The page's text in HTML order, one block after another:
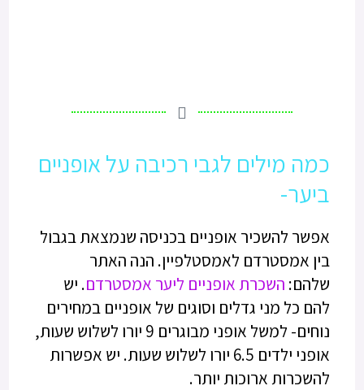
כמה מילים לגבי רכיבה על אופניים
ביער-
אפשר להשכיר אופניים בכניסה שנמצאת בגבול
בין אמסטרדם לאמסטלפיין. הנה האתר
שלהם: השכרת אופניים ליער אמסטרדם. יש
להם כל מני גדלים וסוגים של אופניים במחירים
נוחים- למשל אופני מבוגרים 9 יורו לשלוש שעות,
אופני ילדים 6.5 יורו לשלוש שעות. יש אפשרות
להשכרות ארוכות יותר.